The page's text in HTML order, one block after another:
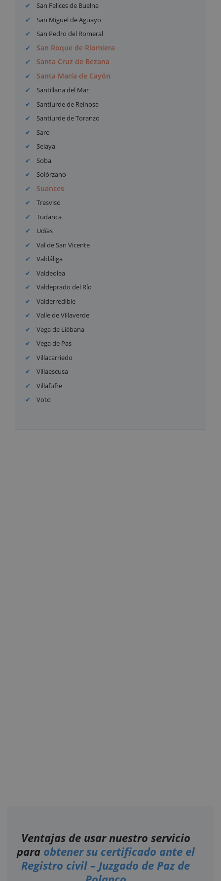
San Felices de Buelna
San Miguel de Aguayo
San Pedro del Romeral
San Roque de Riomiera
Santa Cruz de Bezana
Santa María de Cayón
Santillana del Mar
Santiurde de Reinosa
Santiurde de Toranzo
Saro
Selaya
Soba
Solórzano
Suances
Tresviso
Tudanca
Udías
Val de San Vicente
Valdáliga
Valdeolea
Valdeprado del Río
Valderredible
Valle de Villaverde
Vega de Liébana
Vega de Pas
Villacarriedo
Villaescusa
Villafufre
Voto
Ventajas de usar nuestro servicio
para obtener su certificado ante el
Registro civil – Juzgado de Paz de